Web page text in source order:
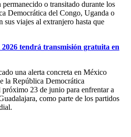
permanecido o transitado durante los
Democrática del Congo, Uganda o
sus viajes al extranjero hasta que
tendrá transmisión gratuita en
una alerta concreta en México
la República Democrática
23 de junio para enfrentar a
como parte de los partidos